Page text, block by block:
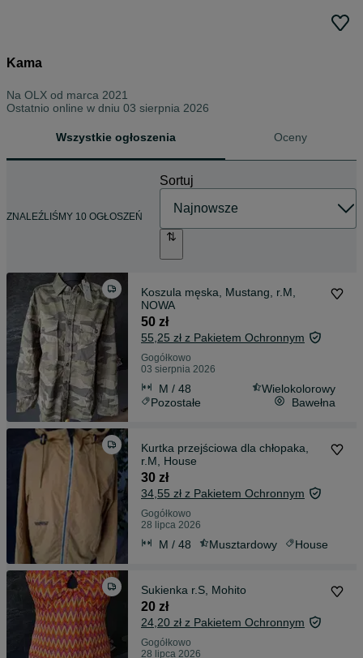
Kama
Na OLX od marca 2021
Ostatnio online w dniu 03 sierpnia 2026
Wszystkie ogłoszenia Oceny
ZNALEŹLIŚMY 10 OGŁOSZEŃ
Sortuj
Koszula męska, Mustang, r.M,
NOWA
50 zł
55,25 zł z Pakietem Ochronnym
Gogółkowo
03 sierpnia 2026
M / 48
Wielokolorowy
Pozostałe
Bawełna
Kurtka przejściowa dla chłopaka,
r.M, House
30 zł
34,55 zł z Pakietem Ochronnym
Gogółkowo
28 lipca 2026
M / 48 Musztardowy House
Sukienka r.S, Mohito
20 zł
24,20 zł z Pakietem Ochronnym
Gogółkowo
28 lipca 2026